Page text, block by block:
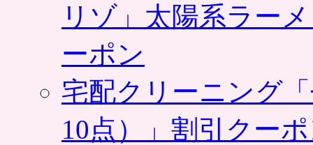
リゾ」太陽系ラー
ーポン
宅配クリーニング
10点）」割引クー